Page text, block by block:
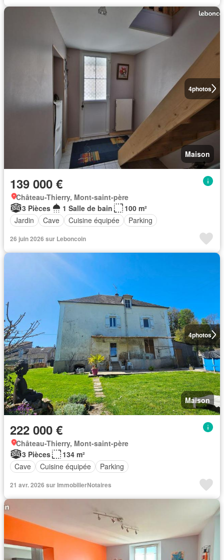
4photos
Maison
139 000 €
Château-Thierry, Mont-saint-père
3 Pièces
1 Salle de bain
100 m²
Jardin
Cave Cuisine équipée Parking
26 juin 2026 sur Leboncoin
4photos
Maison
222 000 €
Château-Thierry, Mont-saint-père
3 Pièces
134 m²
Cave
Cuisine équipée Parking
21 avr. 2026 sur ImmobilierNotaires